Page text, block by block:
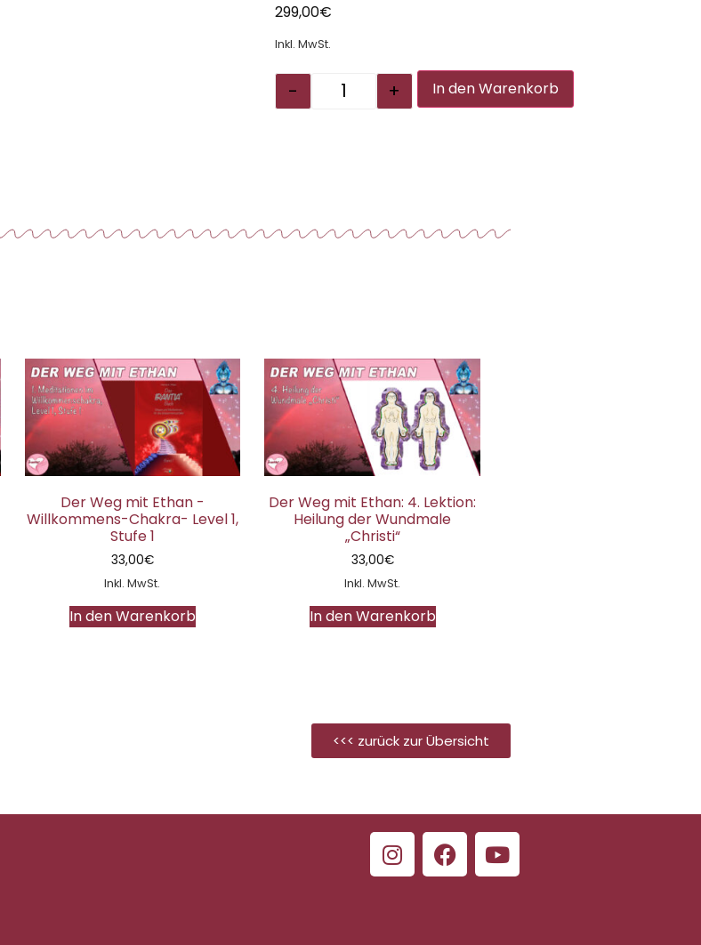
299,00€
Inkl. MwSt.
- + In den Warenkorb
Der Weg mit Ethan -
Willkommens-Chakra- Level 1,
Stufe 1
33,00€
Inkl. MwSt.
In den Warenkorb
Der Weg mit Ethan: 4. Lektion:
Heilung der Wundmale
„Christi“
33,00€
Inkl. MwSt.
In den Warenkorb
<<< zurück zur Übersicht